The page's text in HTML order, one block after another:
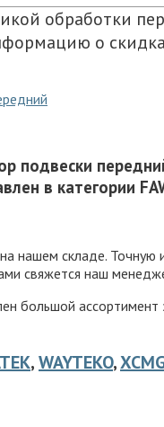
обработки
о
подвески
в категории
нашем складе.
свяжется наш
большой ассортимент
,WAYTEKO,